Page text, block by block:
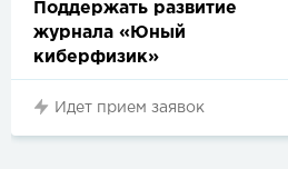
Поддержать развитие
журнала «Юный
киберфизик»
Идет прием заявок